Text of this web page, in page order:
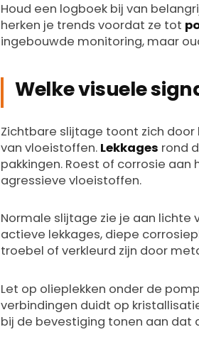
Houd een logboek bij van
herken je trends voordat ze tot
ingebouwde monitoring, maar
Welke visuele
Zichtbare slijtage toont zich
van vloeistoffen. Lekkages rond
pakkingen. Roest of corrosie
agressieve vloeistoffen.
Normale slijtage zie je aan lichte
actieve lekkages, diepe
troebel of verkleurd zijn door
Let op olieplekken onder de
verbindingen duidt op
bij de bevestiging tonen aan dat